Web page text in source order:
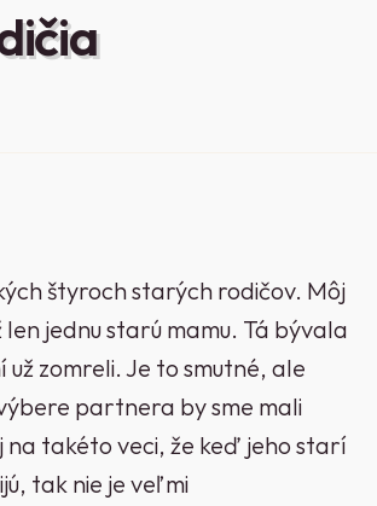
štyroch starých rodičov. Môj
len jednu starú mamu. Tá bývala
už zomreli. Je to smutné, ale
partnera by sme mali
takéto veci, že keď jeho starí
tak nie je veľmi